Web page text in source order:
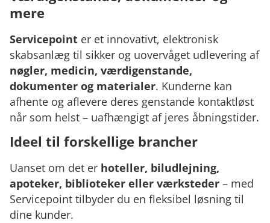
mere
Servicepoint er et innovativt, elektronisk
skabsanlæg til sikker og uovervåget udlevering af
nøgler, medicin, værdigenstande,
dokumenter og materialer. Kunderne kan
afhente og aflevere deres genstande kontaktløst
når som helst – uafhængigt af jeres åbningstider.
Ideel til forskellige brancher
Uanset om det er hoteller, biludlejning,
apoteker, biblioteker eller værksteder – med
Servicepoint tilbyder du en fleksibel løsning til
dine kunder.